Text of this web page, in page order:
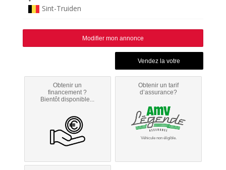
Sint-Truiden
Modifier mon annonce
Obtenir un
financement ?
Bientôt disponible...
Obtenir un tarif
d’assurance?
Véhicule non éligible.